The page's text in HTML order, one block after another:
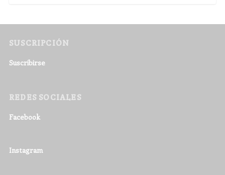
SUSCRIPCIÓN
Suscribirse
REDES SOCIALES
Facebook
Instagram